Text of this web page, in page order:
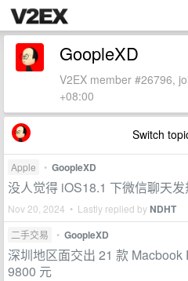
GoopleXD
V2EX member #26796,
+08:00
Switch
Apple • GoopleXD
没人觉得 iOS18.1 下微信聊天
Nov 20, 2024 • Lastly replied byNDHT
二手交易 • GoopleXD
深圳地区面交出 21 款 Macbook
9800 元